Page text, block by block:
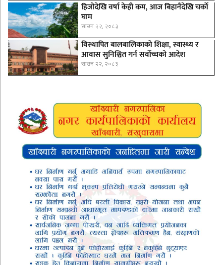
हिजोदेखि वर्षा केही कम, आज बिहानैदेखि चर्को
घाम
साउन २२, २०८३
विस्थापित बालबालिकाको शिक्षा, स्वास्थ्य र
आवास सुनिश्चित गर्न सर्वोच्चको आदेश
साउन २२, २०८३